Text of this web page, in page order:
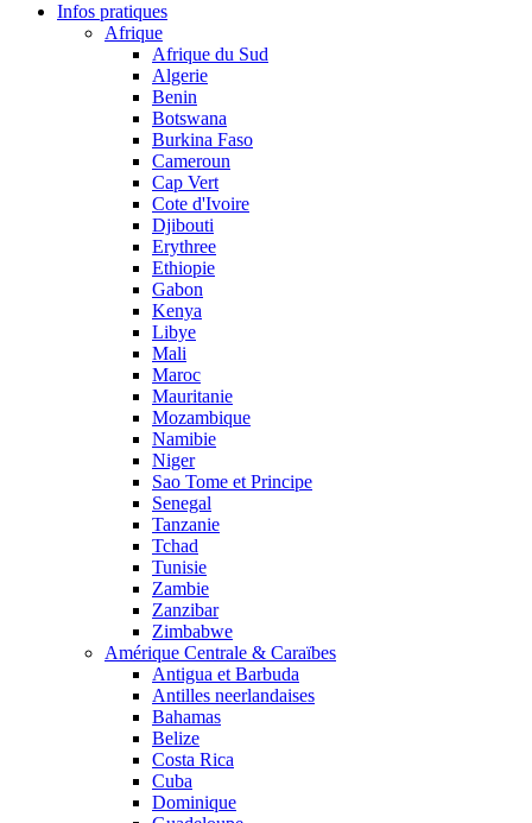
Infos pratiques
Afrique
Afrique du Sud
Algerie
Benin
Botswana
Burkina Faso
Cameroun
Cap Vert
Cote d'Ivoire
Djibouti
Erythree
Ethiopie
Gabon
Kenya
Libye
Mali
Maroc
Mauritanie
Mozambique
Namibie
Niger
Sao Tome et Principe
Senegal
Tanzanie
Tchad
Tunisie
Zambie
Zanzibar
Zimbabwe
Amérique Centrale & Caraïbes
Antigua et Barbuda
Antilles neerlandaises
Bahamas
Belize
Costa Rica
Cuba
Dominique